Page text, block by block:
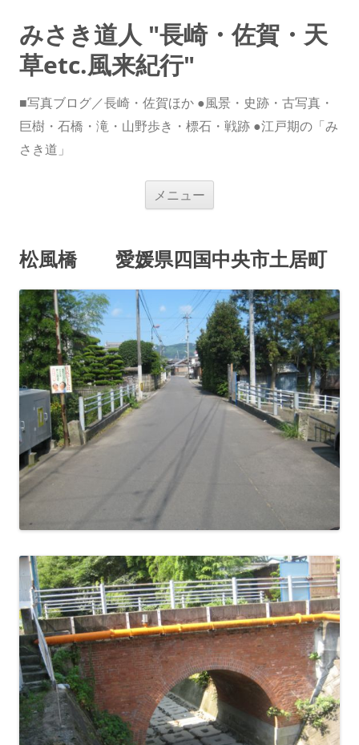
みさき道人 "長崎・佐賀・天
草etc.風来紀行"
■写真ブログ／長崎・佐賀ほか ●風景・史跡・古写真・
巨樹・石橋・滝・山野歩き・標石・戦跡 ●江戸期の「み
さき道」
メニュー
ス
キ
プ
松風橋 愛媛県四国中央市土居町